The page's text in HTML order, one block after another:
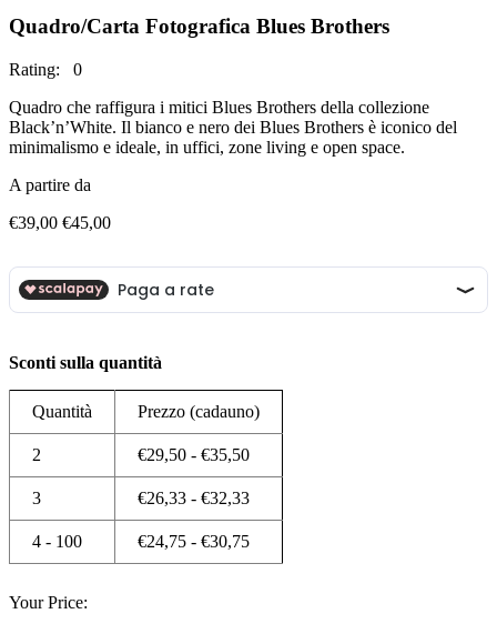
Quadro/Carta Fotografica Blues Brothers
Rating: 0
Quadro che raffigura i mitici Blues Brothers della collezione
Black’n’White. Il bianco e nero dei Blues Brothers è iconico del
minimalismo e ideale, in uffici, zone living e open space.
A partire da
€39,00 €45,00Fascia
da
€39,00
Sconti sulla quantità
Quantità Prezzo (cadauno)
2 €29,50 - €35,50
3 €26,33 - €32,33
4 - 100 €24,75 - €30,75
Your Price: